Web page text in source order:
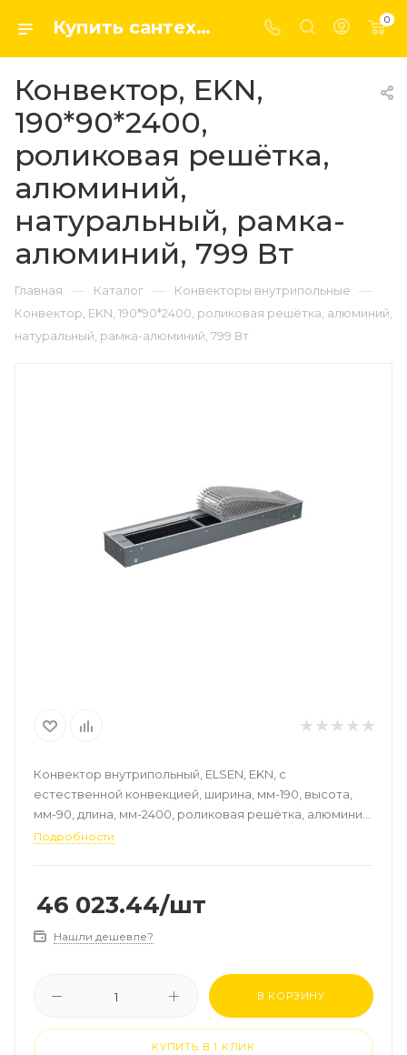
Купить сантехнику, системы отопление и водоснабжения оптом и в розницу в интернет-магазине elsen-opt.ru 0
Конвектор, EKN,
190*90*2400,
роликовая решётка,
алюминий,
натуральный, рамка-
алюминий, 799 Вт
Главная — Каталог — Конвекторы внутрипольные —
Конвектор, EKN, 190*90*2400, роликовая решётка, алюминий,
натуральный, рамка-алюминий, 799 Вт
Конвектор внутрипольный, ELSEN, EKN, с
естественной конвекцией, ширина, мм-190, высота,
мм-90, длина, мм-2400, роликовая решётка, алюминий,
цвет-натуральный, рамка-алюминий, мощность, Вт
Подробности
46 023.44/шт
Нашли дешевле?
В КОРЗИНУ
КУПИТЬ В 1 КЛИК